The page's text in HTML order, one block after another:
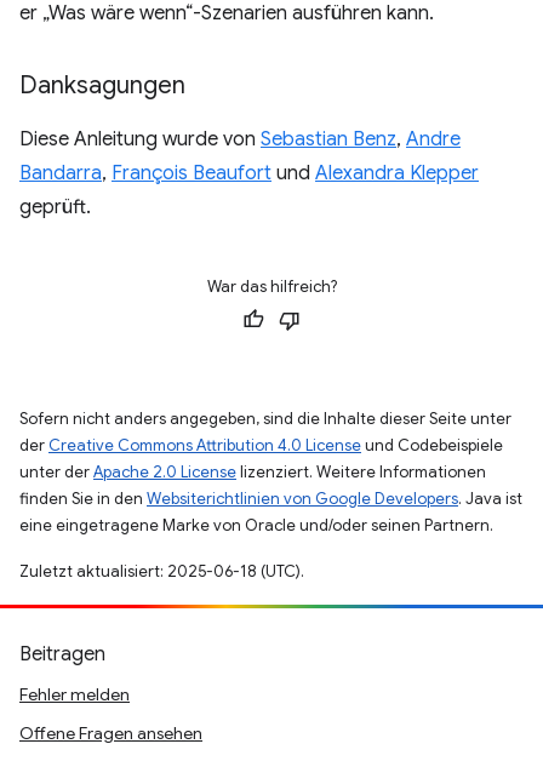
er „Was wäre wenn“-Szenarien ausführen kann.
Danksagungen
Diese Anleitung wurde von Sebastian Benz, Andre
Bandarra, François Beaufort und Alexandra Klepper
geprüft.
War das hilfreich?
Sofern nicht anders angegeben, sind die Inhalte dieser Seite unter
der Creative Commons Attribution 4.0 Licenseund Codebeispiele
unter derApache 2.0 Licenselizenziert. Weitere Informationen
finden Sie in den Websiterichtlinien von Google Developers. Java ist
eine eingetragene Marke von Oracle und/oder seinen Partnern.
Zuletzt aktualisiert: 2025-06-18 (UTC).
Beitragen
Fehler melden
Offene Fragen ansehen